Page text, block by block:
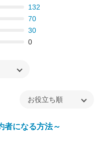
132
70
30
0
者になる方法～